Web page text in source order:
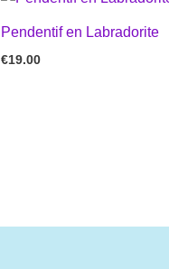
Pendentif en Labradorite
€19.00